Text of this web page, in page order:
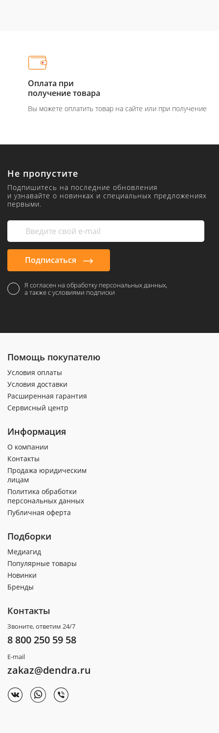
Оплата при
получение товара
Вы можете оплатить товар на сайте или при получение
Не пропустите
Подпишитесь на последние обновления
и узнавайте о новинках и специальных предложениях
первыми.
Подписаться
Я согласен на обработку персональных данных,
а также с условиями подписки
Помощь покупателю
Условия оплаты
Условия доставки
Расширенная гарантия
Сервисный центр
Информация
О компании
Контакты
Продажа юридическим
лицам
Политика обработки
персональных данных
Публичная оферта
Подборки
Медиагид
Популярные товары
Новинки
Бренды
Контакты
Звоните, ответим 24/7
8 800 250 59 58
E-mail
zakaz@dendra.ru